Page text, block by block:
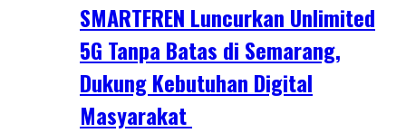
SMARTFREN Luncurkan Unlimited
5G Tanpa Batas di Semarang,
Dukung Kebutuhan Digital
Masyarakat